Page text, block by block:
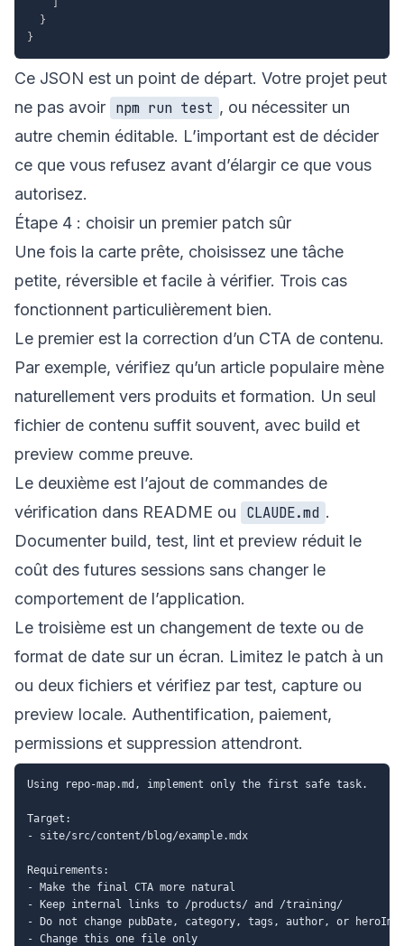
}
}
Ce JSON est un point de départ. Votre projet peut
ne pas avoir npm run test , ou nécessiter un
autre chemin éditable. L’important est de décider
ce que vous refusez avant d’élargir ce que vous
autorisez.
Étape 4 : choisir un premier patch sûr
Une fois la carte prête, choisissez une tâche
petite, réversible et facile à vérifier. Trois cas
fonctionnent particulièrement bien.
Le premier est la correction d’un CTA de contenu.
Par exemple, vérifiez qu’un article populaire mène
naturellement vers produits et formation. Un seul
fichier de contenu suffit souvent, avec build et
preview comme preuve.
Le deuxième est l’ajout de commandes de
vérification dans README ou
CLAUDE.md .
Documenter build, test, lint et preview réduit le
coût des futures sessions sans changer le
comportement de l’application.
Le troisième est un changement de texte ou de
format de date sur un écran. Limitez le patch à un
ou deux fichiers et vérifiez par test, capture ou
preview locale. Authentification, paiement,
permissions et suppression attendront.
Using repo-map.md, implement only the first safe task.
Target:
- site/src/content/blog/example.mdx
Requirements:
- Make the final CTA more natural
- Keep internal links to /products/ and /training/
- Do not change pubDate, category, tags, author, or
- Change this one file only